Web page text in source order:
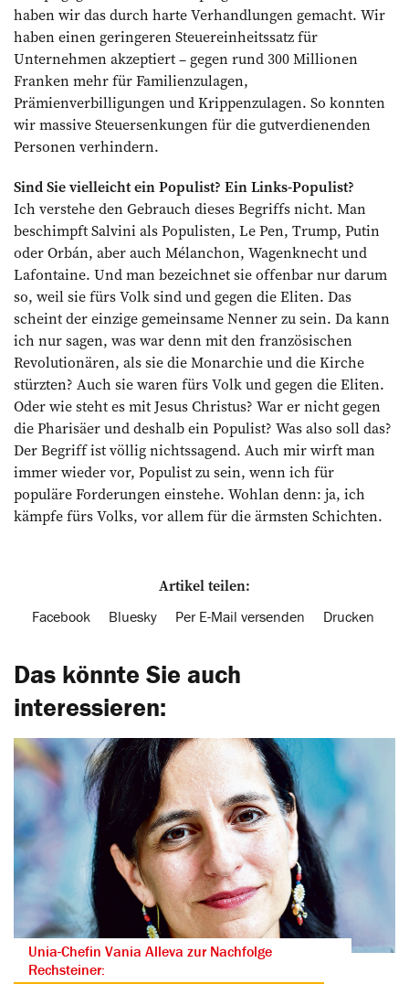
haben wir das durch harte Verhandlungen gemacht. Wir
haben einen geringeren Steuereinheitssatz für
Unternehmen akzeptiert – gegen rund 300 Millionen
Franken mehr für Familienzulagen,
Prämienverbilligungen und Krippenzulagen. So konnten
wir massive Steuersenkungen für die gutverdienenden
Personen verhindern.
Sind Sie vielleicht ein Populist? Ein Links-Populist?
Ich verstehe den Gebrauch dieses Begriffs nicht. Man
beschimpft Salvini als Populisten, Le Pen, Trump, Putin
oder Orbán, aber auch Mélanchon, Wagenknecht und
Lafontaine. Und man bezeichnet sie offenbar nur darum
so, weil sie fürs Volk sind und gegen die Eliten. Das
scheint der einzige gemeinsame Nenner zu sein. Da kann
ich nur sagen, was war denn mit den französischen
Revolutionären, als sie die Monarchie und die Kirche
stürzten? Auch sie waren fürs Volk und gegen die Eliten.
Oder wie steht es mit Jesus Christus? War er nicht gegen
die Pharisäer und deshalb ein Populist? Was also soll das?
Der Begriff ist völlig nichtssagend. Auch mir wirft man
immer wieder vor, Populist zu sein, wenn ich für
populäre Forderungen einstehe. Wohlan denn: ja, ich
kämpfe fürs Volks, vor allem für die ärmsten Schichten.
Artikel teilen:
Facebook Bluesky Per E-Mail versenden Drucken
Das könnte Sie auch
interessieren:
Unia-Chefin Vania Alleva zur Nachfolge
Rechsteiner: